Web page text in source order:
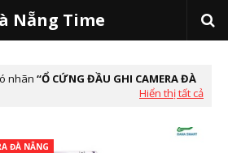
Nẵng Time
nhãn Ổ CỨNG ĐẦU GHI CAMERA ĐÀ
Hiển thị tất cả
ĐÀ NẴNG